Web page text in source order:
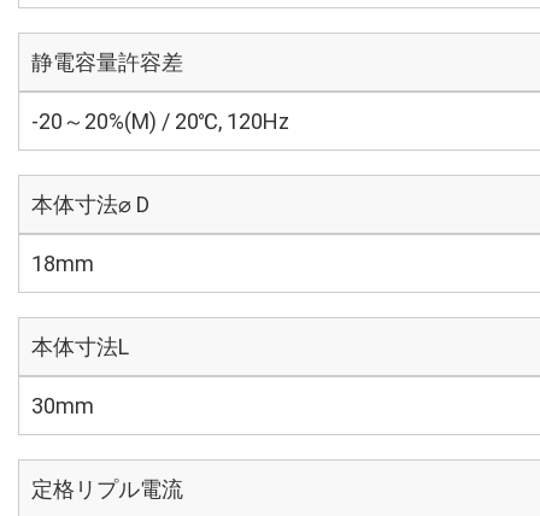
静電容量許容差
-20～20%(M) / 20℃, 120Hz
本体寸法⌀ D
18mm
本体寸法L
30mm
定格リプル電流